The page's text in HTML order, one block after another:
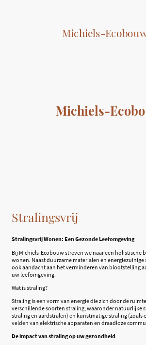
Michiels-
Michiels-
Stralingsvrij
Stralingsvrij Wonen: Een Gezonde Leefomgeving
Bij Michiels-Ecobouw streven we naar een holistische
wonen. Naast duurzame materialen en energiezuinige
ook aandacht aan het verminderen van blootstelling
uw leefomgeving.
Wat is straling?
Straling is een vorm van energie die zich door de
verschillende soorten straling, waaronder natuurlijke
straling en aardstralen) en kunstmatige straling (zoals
velden van elektrische apparaten en draadloze
De impact van straling op uw gezondheid